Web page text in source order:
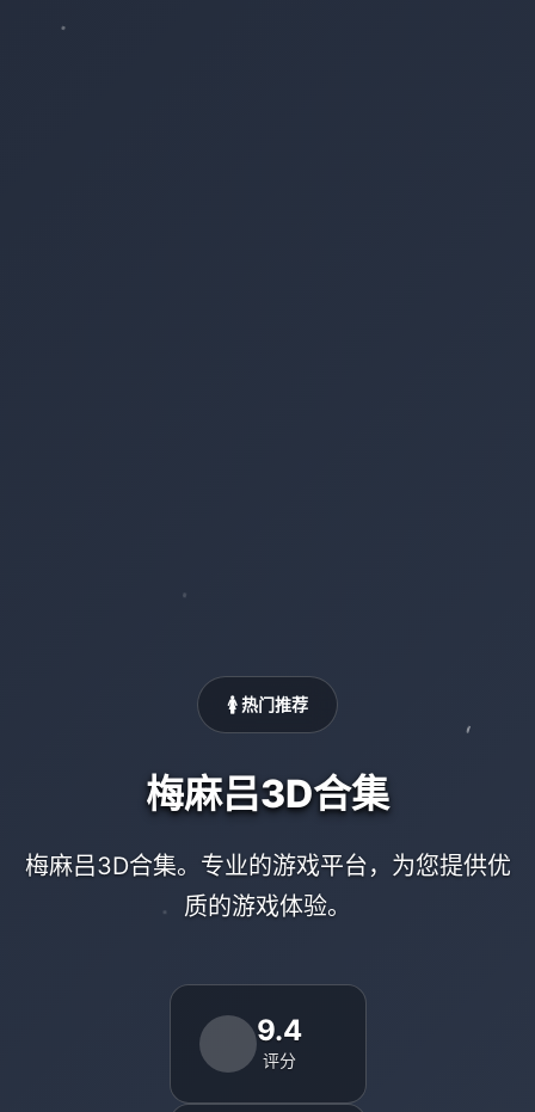
🚺 热门推荐
梅麻吕3D合集
梅麻吕3D合集。专业的游戏平台，为您提供优
质的游戏体验。
9.4
评分